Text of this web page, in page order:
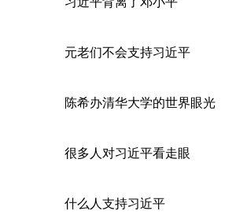
元老们不会支持习近平
陈希办清华大学的世界眼光
很多人对习近平看走眼
什么人支持习近平